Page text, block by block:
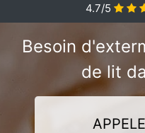
4.7/5
Besoin
de lit